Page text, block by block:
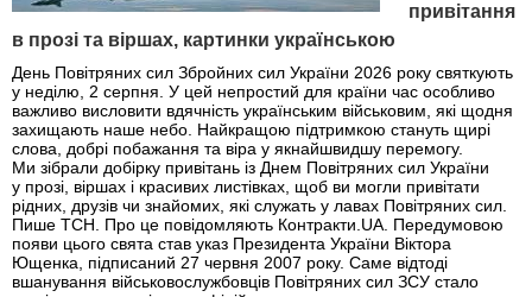
привітання
в прозі та віршах, картинки українською
День Повітряних сил Збройних сил України 2026 року святкують
у неділю, 2 серпня. У цей непростий для країни час особливо
важливо висловити вдячність українським військовим, які щодня
захищають наше небо. Найкращою підтримкою стануть щирі
слова, добрі побажання та віра у якнайшвидшу перемогу.
Ми зібрали добірку привітань із Днем Повітряних сил України
у прозі, віршах і красивих листівках, щоб ви могли привітати
рідних, друзів чи знайомих, які служать у лавах Повітряних сил.
Пише ТСН. Про це повідомляють Контракти.UA. Передумовою
появи цього свята став указ Президента України Віктора
Ющенка, підписаний 27 червня 2007 року. Саме відтоді
вшанування військовослужбовців Повітряних сил ЗСУ стало